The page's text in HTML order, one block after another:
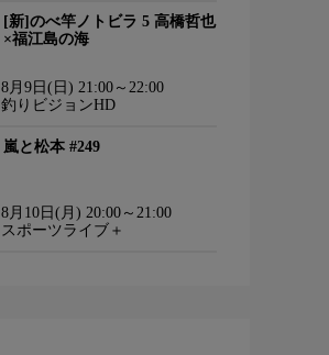
[新]のべ竿ノトビラ 5 高橋哲也
×福江島の海
8月9日(日) 21:00～22:00
釣りビジョンHD
嵐と松本 #249
8月10日(月) 20:00～21:00
スポーツライブ＋